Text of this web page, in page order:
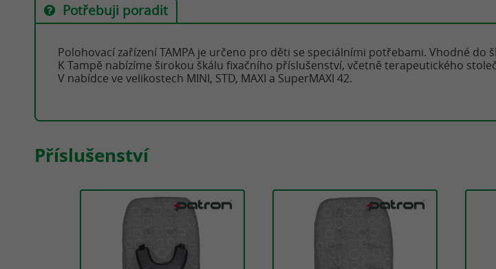
Potřebuji poradit
Polohovací zařízení TAMPA je určeno pro děti se speciálními potřebami. Vhodné do
K Tampě nabízíme širokou škálu fixačního příslušenství, včetně terapeutického
V nabídce ve velikostech MINI, STD, MAXI a SuperMAXI 42.
Příslušenství